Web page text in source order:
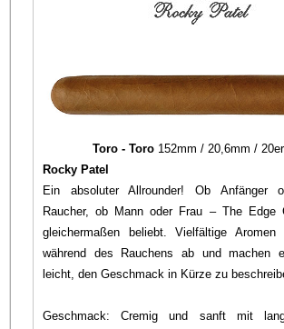
Toro - Toro152mm / 20,6mm /
Rocky Patel
Ein absoluter Allrounder! Ob Anfänger
Raucher, ob Mann oder Frau – The Edge
gleichermaßen beliebt. Vielfältige
während des Rauchens ab und machen
leicht, den Geschmack in Kürze zu
Geschmack: Cremig und sanft mit lang